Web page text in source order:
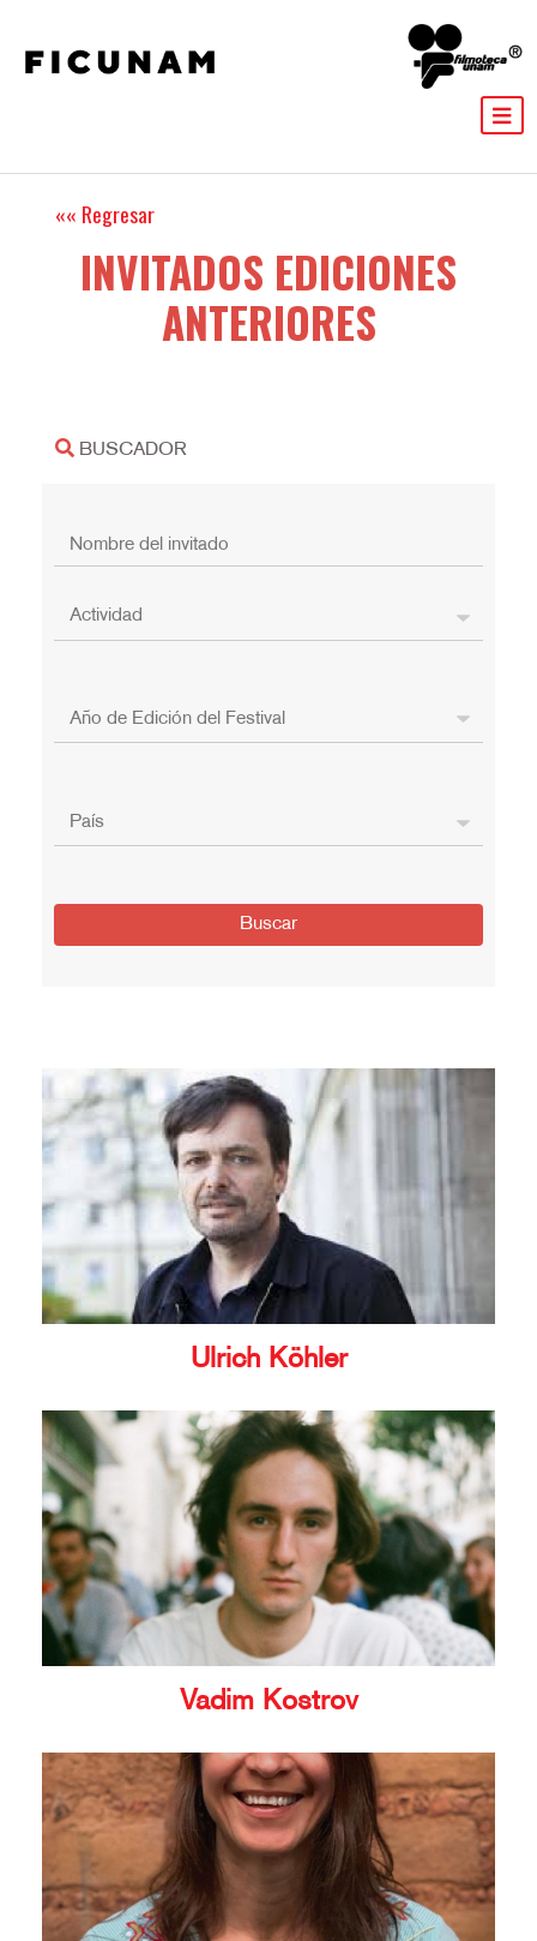
INVITADOS EDICIONES
ANTERIORES
Ulrich Köhler
Vadim Kostrov
BUSCADOR